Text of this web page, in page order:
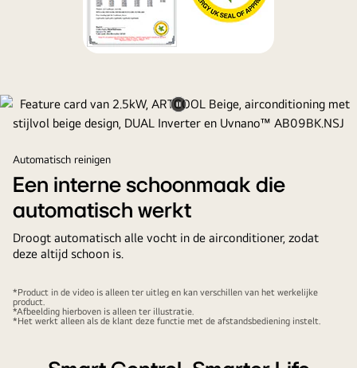
Video
Automatisch reinigen
Een interne schoonmaak die
automatisch werkt
Droogt automatisch alle vocht in de airconditioner, zodat
deze altijd schoon is.
*Product in de video is alleen ter uitleg en kan verschillen van het werkelijke
product.
*Afbeelding hierboven is alleen ter illustratie.
*Het werkt alleen als de klant deze functie met de afstandsbediening instelt.